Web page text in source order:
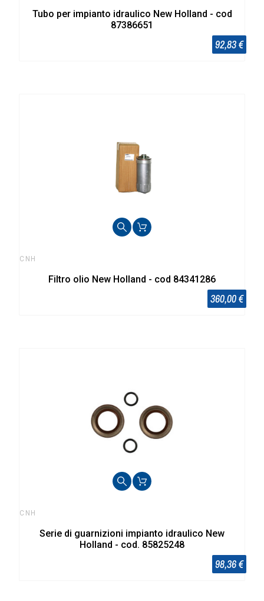
Tubo per impianto idraulico New Holland - cod
87386651
92,83 €
CNH
Filtro olio New Holland - cod 84341286
360,00 €
CNH
Serie di guarnizioni impianto idraulico New
Holland - cod. 85825248
98,36 €